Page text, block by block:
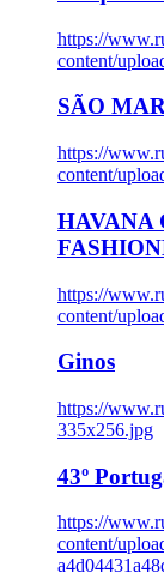
https://
content/
SÃO
https://
content/
HAVANA
https://
content/
Ginos
https://
335x256.jpg
43º
https://
content/